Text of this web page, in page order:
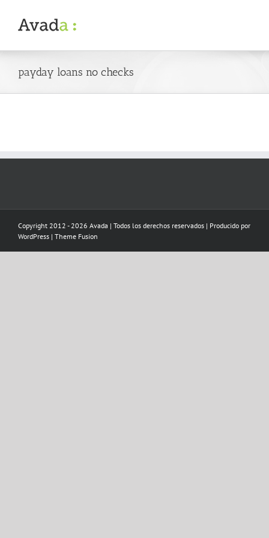
content
payday loans no checks
Copyright 2012 - 2026 Avada | Todos los derechos reservados | Producido por
WordPress | Theme Fusion